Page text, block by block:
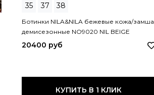
35 37 38
Ботинки NILA&NILA бежевые кожа/замша
демисезонные NO9020 NIL BEIGE
20400 руб
КУПИТЬ В 1 КЛИК